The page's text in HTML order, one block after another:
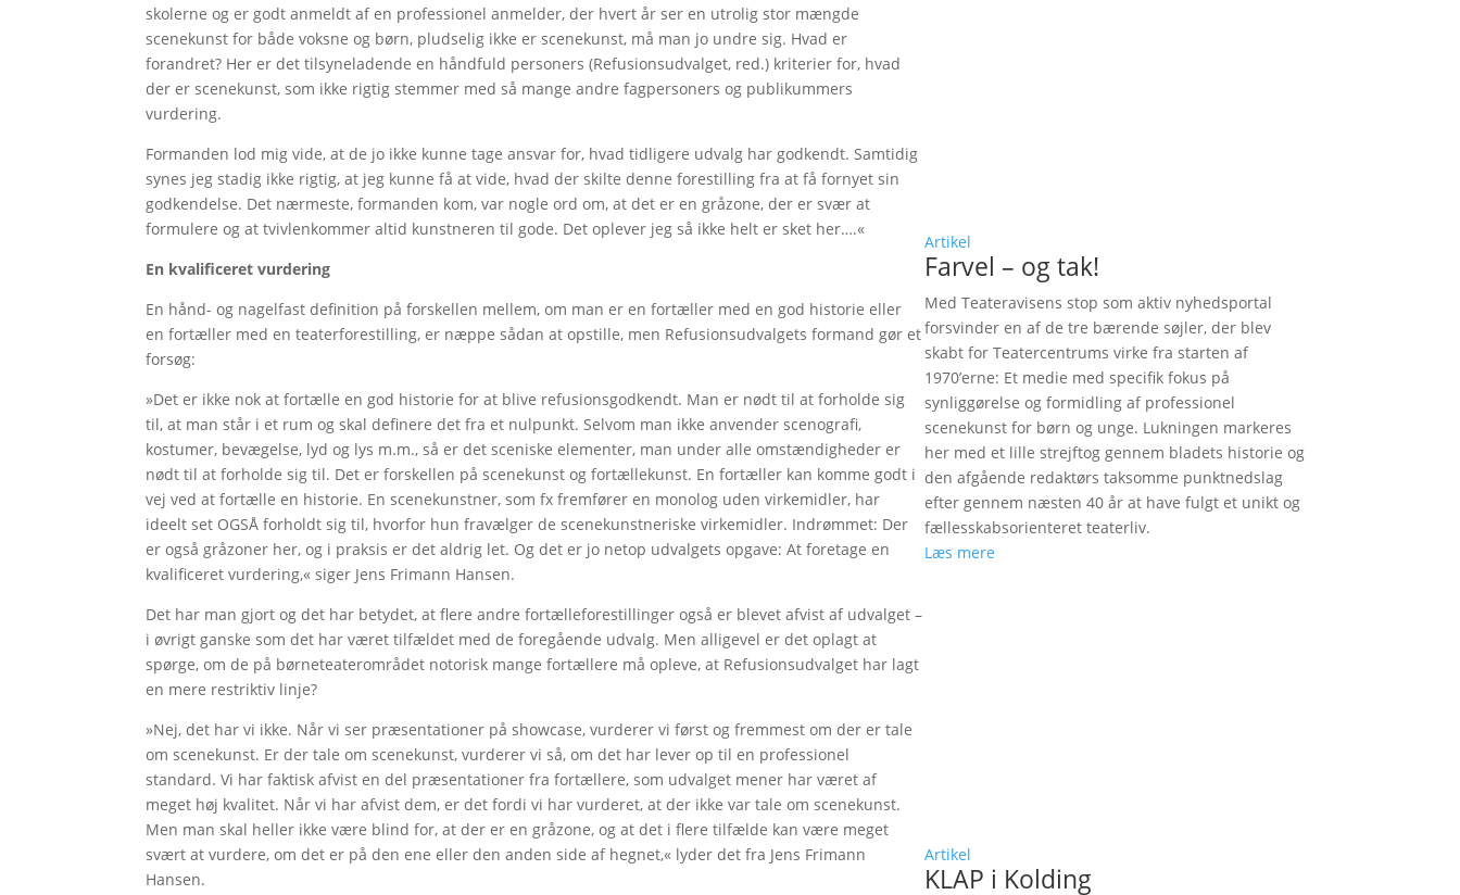
skolerne og er godt anmeldt af en professionel anmelder, der hvert år ser en utrolig stor mængde
scenekunst for både voksne og børn, pludselig ikke er scenekunst, må man jo undre sig. Hvad er
forandret? Her er det tilsyneladende en håndfuld personers (Refusionsudvalget, red.) kriterier for, hvad
der er scenekunst, som ikke rigtig stemmer med så mange andre fagpersoners og publikummers
vurdering.
Formanden lod mig vide, at de jo ikke kunne tage ansvar for, hvad tidligere udvalg har godkendt. Samtidig
synes jeg stadig ikke rigtig, at jeg kunne få at vide, hvad der skilte denne forestilling fra at få fornyet sin
godkendelse. Det nærmeste, formanden kom, var nogle ord om, at det er en gråzone, der er svær at
formulere og at tvivlenkommer altid kunstneren til gode. Det oplever jeg så ikke helt er sket her….«
En kvalificeret vurdering
En hånd- og nagelfast definition på forskellen mellem, om man er en fortæller med en god historie eller
en fortæller med en teaterforestilling, er næppe sådan at opstille, men Refusionsudvalgets formand gør et
forsøg:
»Det er ikke nok at fortælle en god historie for at blive refusionsgodkendt. Man er nødt til at forholde sig
til, at man står i et rum og skal definere det fra et nulpunkt. Selvom man ikke anvender scenografi,
kostumer, bevægelse, lyd og lys m.m., så er det sceniske elementer, man under alle omstændigheder er
nødt til at forholde sig til. Det er forskellen på scenekunst og fortællekunst. En fortæller kan komme godt i
vej ved at fortælle en historie. En scenekunstner, som fx fremfører en monolog uden virkemidler, har
ideelt set OGSÅ forholdt sig til, hvorfor hun fravælger de scenekunstneriske virkemidler. Indrømmet: Der
er også gråzoner her, og i praksis er det aldrig let. Og det er jo netop udvalgets opgave: At foretage en
kvalificeret vurdering,« siger Jens Frimann Hansen.
Det har man gjort og det har betydet, at flere andre fortælleforestillinger også er blevet afvist af udvalget –
i øvrigt ganske som det har været tilfældet med de foregående udvalg. Men alligevel er det oplagt at
spørge, om de på børneteaterområdet notorisk mange fortællere må opleve, at Refusionsudvalget har lagt
en mere restriktiv linje?
»Nej, det har vi ikke. Når vi ser præsentationer på showcase, vurderer vi først og fremmest om der er tale
om scenekunst. Er der tale om scenekunst, vurderer vi så, om det har lever op til en professionel
standard. Vi har faktisk afvist en del præsentationer fra fortællere, som udvalget mener har været af
meget høj kvalitet. Når vi har afvist dem, er det fordi vi har vurderet, at der ikke var tale om scenekunst.
Men man skal heller ikke være blind for, at der er en gråzone, og at det i flere tilfælde kan være meget
svært at vurdere, om det er på den ene eller den anden side af hegnet,« lyder det fra Jens Frimann
Hansen.
Artikel
Farvel – og tak!
Med Teateravisens stop som aktiv nyhedsportal
forsvinder en af de tre bærende søjler, der blev
skabt for Teatercentrums virke fra starten af
1970’erne: Et medie med specifik fokus på
synliggørelse og formidling af professionel
scenekunst for børn og unge. Lukningen markeres
her med et lille strejftog gennem bladets historie og
den afgående redaktørs taksomme punktnedslag
efter gennem næsten 40 år at have fulgt et unikt og
fællesskabsorienteret teaterliv.
Læs mere
Artikel
KLAP i Kolding